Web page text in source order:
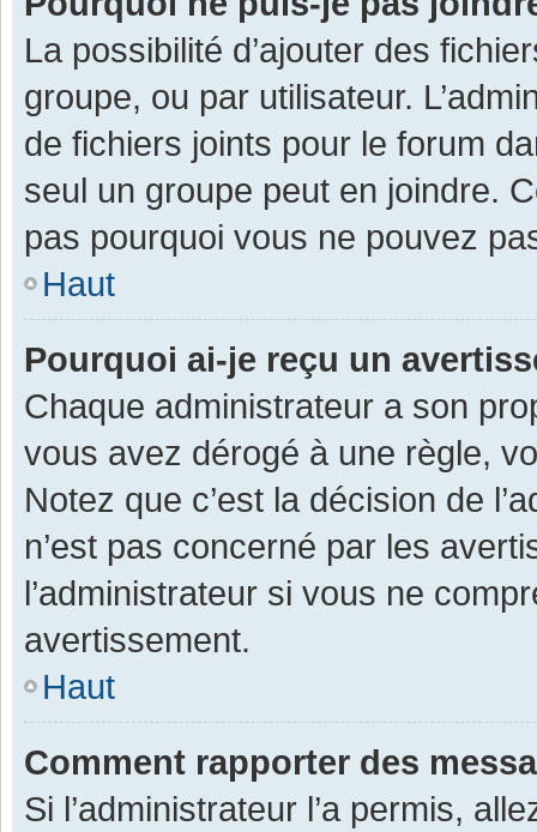
La possibilité d’ajouter des
groupe, ou par utilisateur.
de fichiers joints pour le forum
seul un groupe peut en joindre.
pas pourquoi vous ne pouvez
Haut
Pourquoi ai-je reçu un
Chaque administrateur a son
vous avez dérogé à une règle,
Notez que c’est la décision de
n’est pas concerné par les
l’administrateur si vous ne
avertissement.
Haut
Comment rapporter des
Si l’administrateur l’a permis,